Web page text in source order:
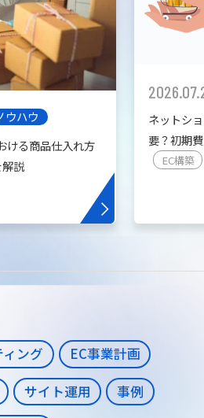
拡張プラグイン一覧
マイズ開発
ウハウ
ける商品仕入れ方
説
ネットシ
要？初期
を紹介
EC構築
ング
EC事業計画
サイト運用
事例